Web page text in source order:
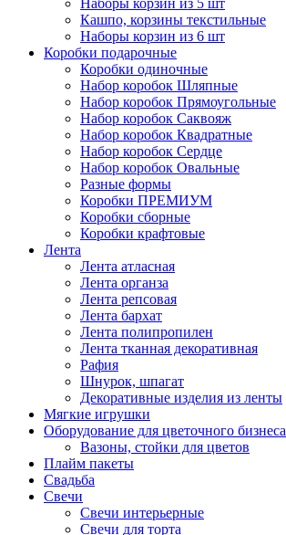
Наборы корзин из 5 шт
Кашпо, корзины текстильные
Наборы корзин из 6 шт
Коробки подарочные
Коробки одиночные
Набор коробок Шляпные
Набор коробок Прямоугольные
Набор коробок Саквояж
Набор коробок Квадратные
Набор коробок Сердце
Набор коробок Овальные
Разные формы
Коробки ПРЕМИУМ
Коробки сборные
Коробки крафтовые
Лента
Лента атласная
Лента органза
Лента репсовая
Лента бархат
Лента полипропилен
Лента тканная декоративная
Рафия
Шнурок, шпагат
Декоративные изделия из ленты
Мягкие игрушки
Оборудование для цветочного бизнеса
Вазоны, стойки для цветов
Плайм пакеты
Свадьба
Свечи
Свечи интерьерные
Свечи для торта